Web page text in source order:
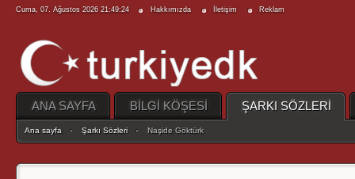
Cuma, 07. Ağustos 2026 21:49:24 Hakkımızda İletişim Reklam
ANA SAYFA BİLGİ KÖŞESİ ŞARKI SÖZLERİ
Ana sayfa Şarkı Sözleri Naşide Göktürk